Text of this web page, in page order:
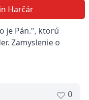
Harčár
je Pán.", ktorú
Zamyslenie o
0